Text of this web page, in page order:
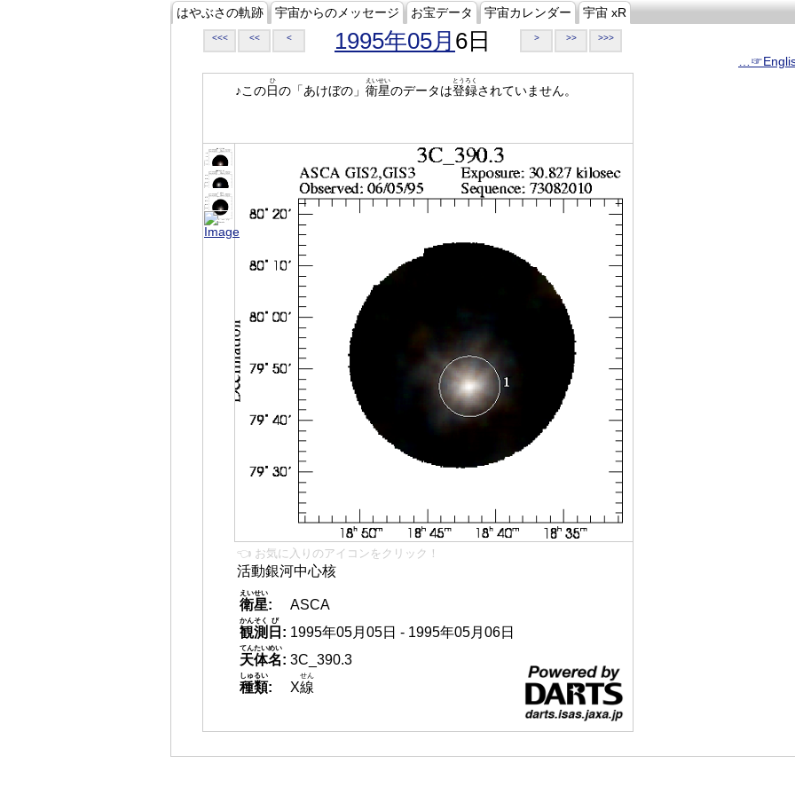
はやぶさの軌跡 宇宙からのメッセージ お宝データ 宇宙カレンダー 宇宙 xR
<<< << < 1995年05月 6日 > >> >>>
♪この日
ひ
の「あけぼの」 衛星
えいせい
のデータは登録
とうろく
されていません。
👈 お気に入りのアイコンをクリック！
活動銀河中心核
衛星
えいせい
:
ASCA
観測
かんそく
日
び
: 1995年05月05日 - 1995年05月06日
天体名
てんたいめい
: 3C_390.3
種類
しゅるい
: X線
せん